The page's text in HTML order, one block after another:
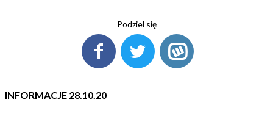
Podziel się
INFORMACJE 28.10.20